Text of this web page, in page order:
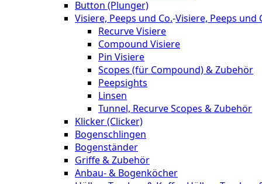
Button (Plunger)
Visiere, Peeps und Co.-Visiere, Peeps und
Recurve Visiere
Compound Visiere
Pin Visiere
Scopes (für Compound) & Zubehör
Peepsights
Linsen
Tunnel, Recurve Scopes & Zubehör
Klicker (Clicker)
Bogenschlingen
Bogenständer
Griffe & Zubehör
Anbau- & Bogenköcher